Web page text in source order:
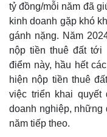
Doanh nghiệp
Thông tin doanh nghiệp
Doanh nghiệp 24h
Doanh nhân
tỷ đồng/mỗi năm đã
kinh doanh gặp khó
gánh nặng. Năm
nộp tiền thuê đất tới
điểm này, hầu hết
hiện nộp tiền thuê
việc triển khai
doanh nghiệp,
năm tiếp theo.